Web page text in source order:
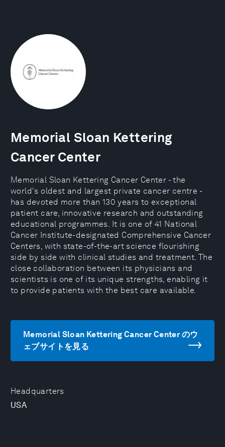
Headquarters
USA
Memorial Sloan Kettering
Cancer Center
Memorial Sloan Kettering Cancer Center - the
world's oldest and largest private cancer centre -
has devoted more than 130 years to exceptional
patient care, innovative research and outstanding
educational programmes. It is one of 41 National
Cancer Institute-designated Comprehensive Cancer
Centers, with state-of-the-art science flourishing
side by side with clinical studies and treatment. The
close collaboration between its physicians and
scientists is one of its unique strengths, enabling it
to provide patients with the best care available.
Memorial Sloan Kettering Cancer Center のウ
ェブサイトを見る